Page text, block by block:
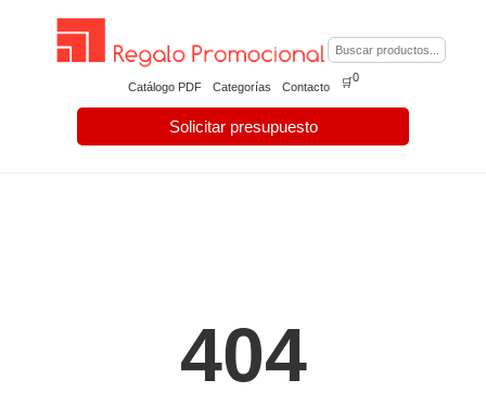
Catálogo PDF Categorías Contacto
Solicitar presupuesto
🛒0
404